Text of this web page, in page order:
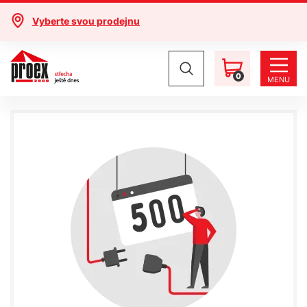
Vyberte svou prodejnu
0 MENU